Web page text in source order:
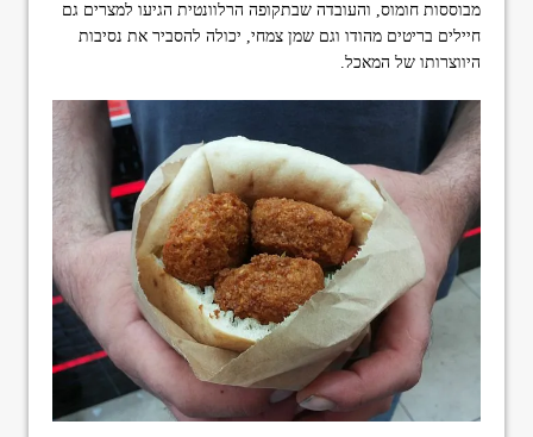
מבוססות חומוס, והעובדה שבתקופה הרלוונטית הגיעו למצרים גם
חיילים בריטים מהודו וגם שמן צמחי, יכולה להסביר את נסיבות
היווצרותו של המאכל.